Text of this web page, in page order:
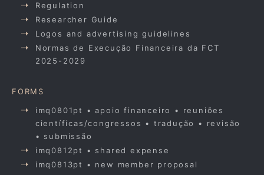
Regulation
Researcher Guide
Logos and advertising guidelines
Normas de Execução Financeira da FCT
2025-2029
FORMS
imq0801pt • apoio financeiro • reuniões
científicas/congressos • tradução • revisão
• submissão
imq0812pt • shared expense
imq0813pt • new member proposal